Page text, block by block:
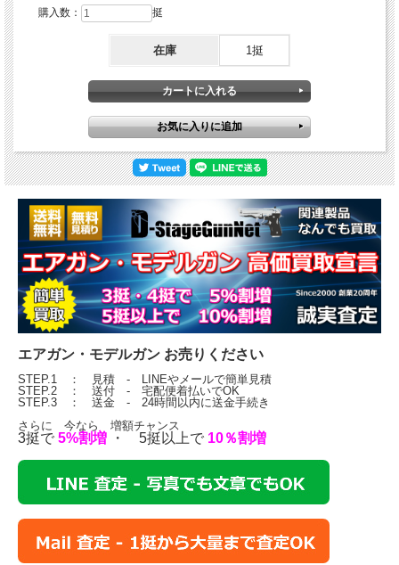
購入数： 挺
在庫 1挺
エアガン・モデルガン お売りください
STEP.1 ： 見積 - LINEやメールで簡単見積
STEP.2 ： 送付 - 宅配便着払いでOK
STEP.3 ： 送金 - 24時間以内に送金手続き
さらに 今なら 増額チャンス
3挺で 5%割増 ・ 5挺以上で 10％割増